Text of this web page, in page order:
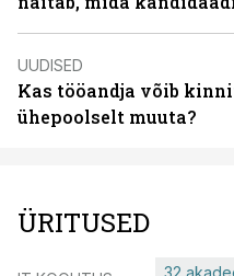
UUDISED
Kas tööandja võib
ühepoolselt muuta?
ÜRITUSED
32